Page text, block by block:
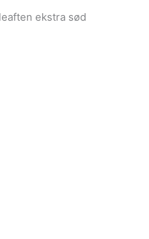
ekstra sød